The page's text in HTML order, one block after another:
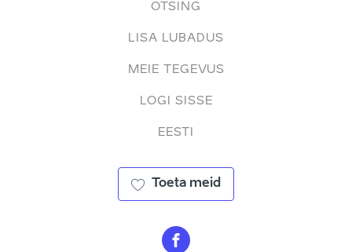
OTSING
LISA LUBADUS
MEIE TEGEVUS
LOGI SISSE
EESTI
Toeta meid